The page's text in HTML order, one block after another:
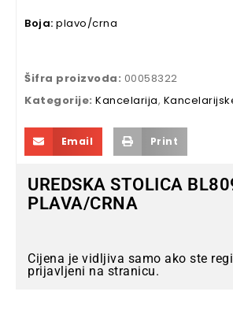
Boja: plavo/crna
Šifra proizvoda: 00058322
Kategorije: Kancelarija,
Email Print
UREDSKA STOLICA
PLAVA/CRNA
Cijena je vidljiva samo ako ste
prijavljeni na stranicu.